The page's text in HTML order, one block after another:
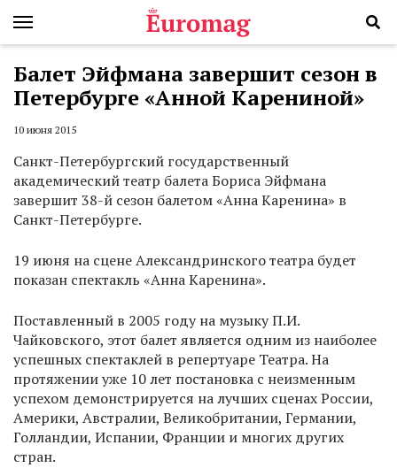
Балет Эйфмана завершит сезон в
Петербурге «Анной Карениной»
10 июня 2015
Санкт-Петербургский государственный
академический театр балета Бориса Эйфмана
завершит 38-й сезон балетом «Анна Каренина» в
Санкт-Петербурге.
19 июня на сцене Александринского театра будет
показан спектакль «Анна Каренина».
Поставленный в 2005 году на музыку П.И.
Чайковского, этот балет является одним из наиболее
успешных спектаклей в репертуаре Театра. На
протяжении уже 10 лет постановка с неизменным
успехом демонстрируется на лучших сценах России,
Америки, Австралии, Великобритании, Германии,
Голландии, Испании, Франции и многих других
стран.